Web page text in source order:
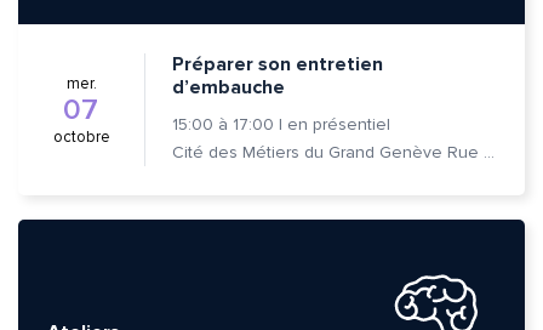
mer.
07
octobre
Préparer son entretien
d’embauche
15:00 à 17:00 | en présentiel
Cité des Métiers du Grand Genève Rue Prévost-Martin 6 1205 Genève